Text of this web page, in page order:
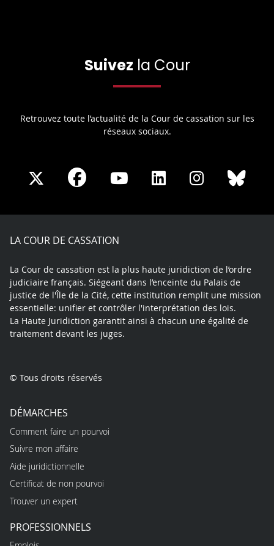
Suivez la Cour
Retrouvez toute l’actualité de la Cour de cassation sur les
réseaux sociaux.
Share
X
Share
Facebook
Share
Youtube
Share
LinkedIn
Share
Instagram
LA COUR DE CASSATION
La Cour de cassation est la plus haute juridiction de l’ordre
judiciaire français. Siégeant dans l’enceinte du Palais de
justice de l'Île de la Cité, cette institution remplit une mission
essentielle: unifier et contrôler l'interprétation des lois.
La Haute Juridiction garantit ainsi à chacun une égalité de
traitement devant les juges.
© Tous droits réservés
DÉMARCHES
Comment faire un pourvoi
Suivre mon affaire
Aide juridictionnelle
Certificat de non pourvoi
Trouver un expert
PROFESSIONNELS